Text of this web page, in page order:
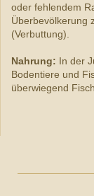
oder fehlendem
Überbevölkerung
(Verbuttung).
Nahrung: In der
Bodentiere und
überwiegend